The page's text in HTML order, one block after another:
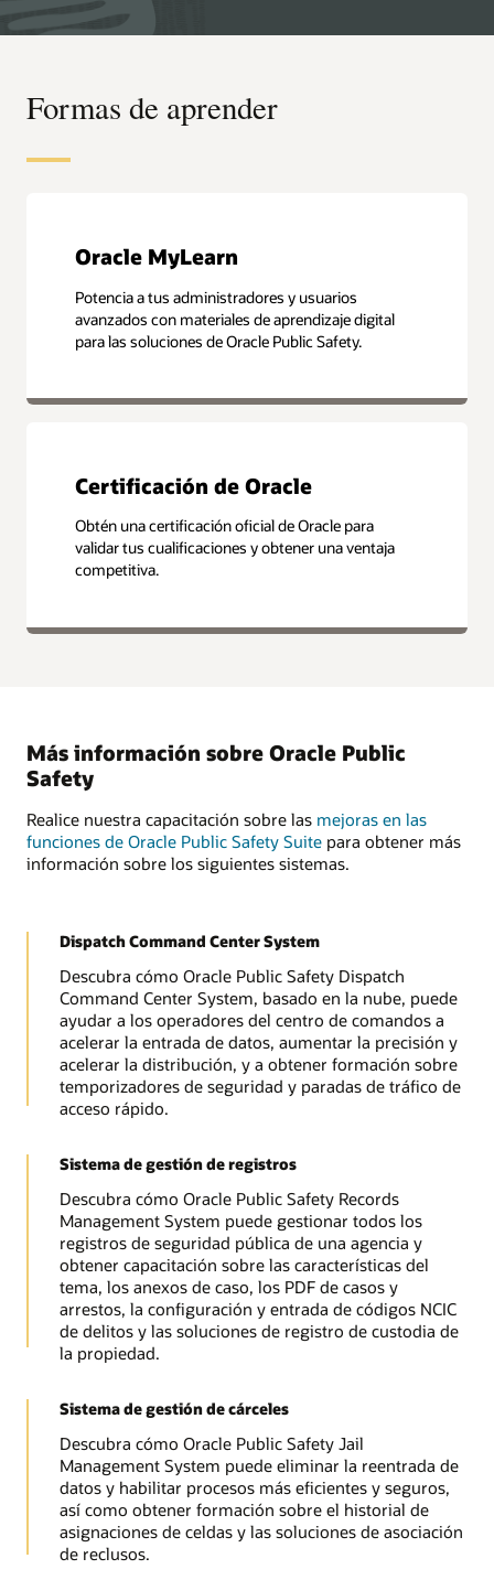
Formas de aprender
Oracle MyLearn
Potencia a tus administradores y usuarios
avanzados con materiales de aprendizaje digital
para las soluciones de Oracle Public Safety.
Certificación de Oracle
Obtén una certificación oficial de Oracle para
validar tus cualificaciones y obtener una ventaja
competitiva.
Más información sobre Oracle Public
Safety
Realice nuestra capacitación sobre las mejoras en las
funciones de Oracle Public Safety Suite para obtener más
información sobre los siguientes sistemas.
Dispatch Command Center System
Descubra cómo Oracle Public Safety Dispatch
Command Center System, basado en la nube, puede
ayudar a los operadores del centro de comandos a
acelerar la entrada de datos, aumentar la precisión y
acelerar la distribución, y a obtener formación sobre
temporizadores de seguridad y paradas de tráfico de
acceso rápido.
Sistema de gestión de registros
Descubra cómo Oracle Public Safety Records
Management System puede gestionar todos los
registros de seguridad pública de una agencia y
obtener capacitación sobre las características del
tema, los anexos de caso, los PDF de casos y
arrestos, la configuración y entrada de códigos NCIC
de delitos y las soluciones de registro de custodia de
la propiedad.
Sistema de gestión de cárceles
Descubra cómo Oracle Public Safety Jail
Management System puede eliminar la reentrada de
datos y habilitar procesos más eficientes y seguros,
así como obtener formación sobre el historial de
asignaciones de celdas y las soluciones de asociación
de reclusos.